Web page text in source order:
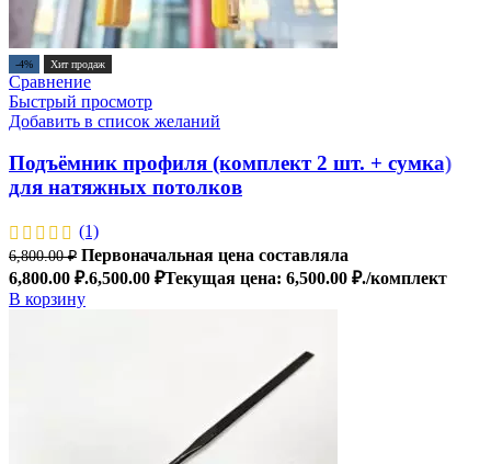
-4% Хит продаж
Сравнение
Быстрый просмотр
Добавить в список желаний
Подъёмник профиля (комплект 2 шт. + сумка)
для натяжных потолков
(1)
6,800.00₽ Первоначальная цена составляла
6,800.00 ₽.6,500.00 ₽Текущая цена: 6,500.00 ₽./комплект
В корзину